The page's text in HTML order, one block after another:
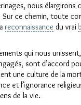
nous élargirons
ce chemin, toute
reconnaissance du vrai
qui nous
sont d’accord
une culture de la
et l’ignorance
de la vie.